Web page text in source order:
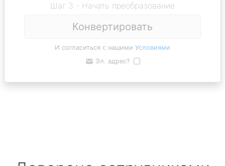
Шаг 3 - Начать преобразование
Конвертировать
И согласиться с нашими Условиями
Эл. адрес?